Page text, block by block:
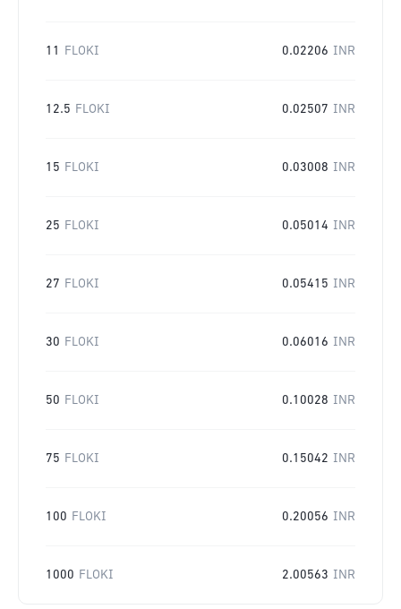
11 FLOKI 0.02206 INR
12.5 FLOKI 0.02507 INR
15 FLOKI 0.03008 INR
25 FLOKI 0.05014 INR
27 FLOKI 0.05415 INR
30 FLOKI 0.06016 INR
50 FLOKI 0.10028 INR
75 FLOKI 0.15042 INR
100 FLOKI 0.20056 INR
1000 FLOKI 2.00563 INR